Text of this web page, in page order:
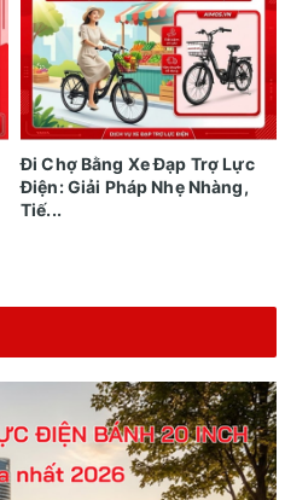
Đi Chợ Bằng Xe Đạp Trợ Lực
Điện: Giải Pháp Nhẹ Nhàng,
Tiế...